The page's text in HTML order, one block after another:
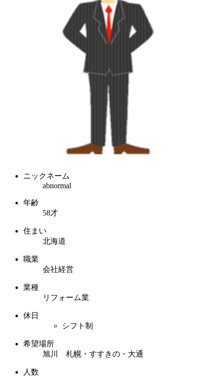
ニックネーム
abnormal
年齢
58才
住まい
北海道
職業
会社経営
業種
リフォーム業
休日
シフト制
希望場所
旭川 札幌・すすきの・大通
人数